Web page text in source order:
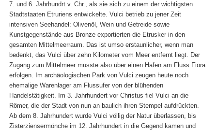
7. und 6. Jahrhundrt v. Chr., als sie sich zu einem der wichtigsten
Stadtstaaten Etruriens entwickelte. Vulci betrieb zu jener Zeit
intensiven Seehandel: Olivenöl, Wein und Getreide sowie
Kunstgegenstände aus Bronze exportierten die Etrusker in den
gesamten Mittelmeerraum. Das ist umso erstaunlicher, wenn man
bedenkt, das Vulci über zehn Kilometer vom Meer entfernt liegt. Der
Zugang zum Mittelmeer musste also über einen Hafen am Fluss Fiora
erfolgen. Im archäologischen Park von Vulci zeugen heute noch
ehemalige Warenlager am Flussufer von der blühenden
Handelstätigkeit. Im 3. Jahrhundert vor Christus fiel Vulci an die
Römer, die der Stadt von nun an baulich ihren Stempel aufdrückten.
Ab dem 8. Jahrhundert wurde Vulci völlig der Natur überlassen, bis
Zisterziensermönche im 12. Jahrhundert in die Gegend kamen und